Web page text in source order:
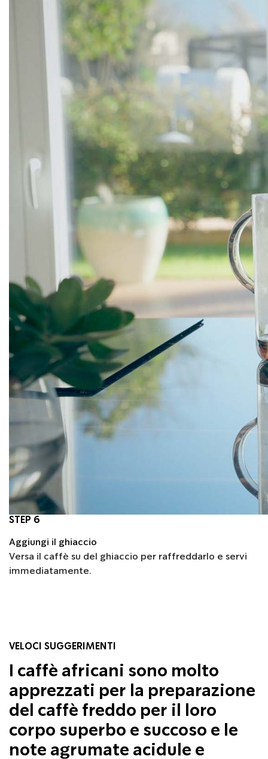
STEP 6
Aggiungi il ghiaccio
Versa il caffè su del ghiaccio per raffreddarlo e servi
immediatamente.
VELOCI SUGGERIMENTI
I caffè africani sono molto
apprezzati per la preparazione
del caffè freddo per il loro
corpo superbo e succoso e le
note agrumate acidule e